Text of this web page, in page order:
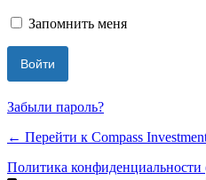
Запомнить меня
Забыли пароль?
← Перейти к Compass
Политика конфиденциальности